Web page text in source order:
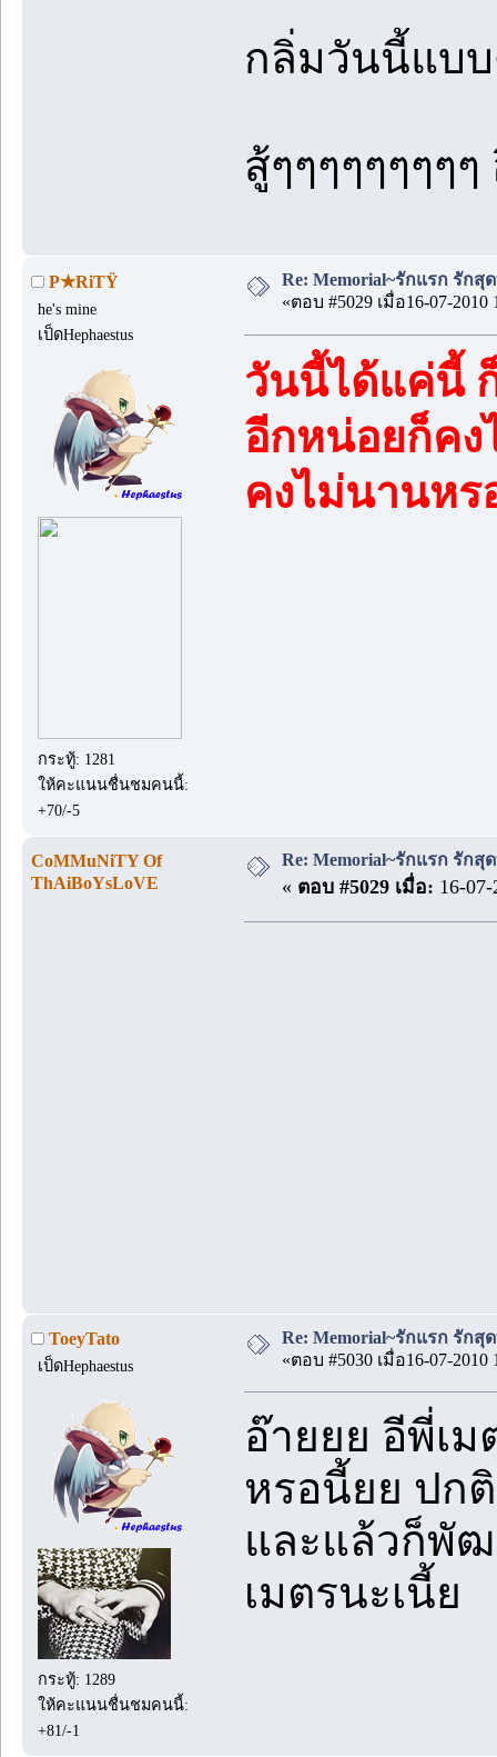
กลิ่มวันนี้แบบ
สู้ๆๆๆๆๆๆๆๆ
P★RiTŸ
he's mine
เป็ดHephaestus
กระทู้: 1281
ให้คะแนนชื่นชมคนนี้:
+70/-5
Re: Memorial~รักแรก รักสุ
«ตอบ #5029 เมื่อ16-07-2010
วันนี้ได้แค่นี้
อีกหน่อยก็คง
คงไม่นานห
CoMMuNiTY Of
ThAiBoYsLoVE
Re: Memorial~รักแรก รักสุ
« ตอบ #5029 เมื่อ: 16-
ToeyTato
เป็ดHephaestus
กระทู้: 1289
ให้คะแนนชื่นชมคนนี้:
+81/-1
Re: Memorial~รักแรก รักสุ
«ตอบ #5030 เมื่อ16-07-2010
อ๊ายยย อีพี่เ
หรอนี้ยย ปก
และแล้วก็พั
เมตรนะเนี้ย